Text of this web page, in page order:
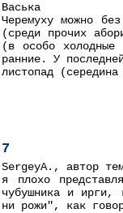
Васька
Черемуху можно
(среди прочих
(в особо
ранние. У
листопад
7
SergeyA., автор
я плохо
чубушника и
ни рожи", как